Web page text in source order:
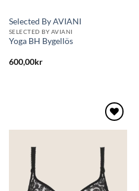
Selected By AVIANI
SELECTED BY AVIANI
Yoga BH Bygellös
600,00kr
till i
önskelistan